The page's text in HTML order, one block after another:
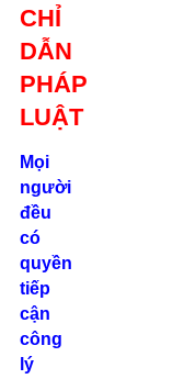
CHỈ
DẪN
PHÁP
LUẬT
Mọi
người
đều
có
quyền
tiếp
cận
công
lý
Liên hệ
Số 24/2B
Đường Võ
Oanh, P. 25, Q.
Bình Thạnh, Tp.
Hồ Chí Minh
0862.000.639